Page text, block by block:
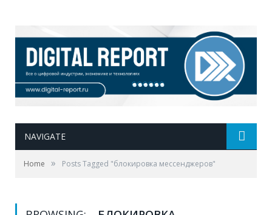
NAVIGATE
Home » Posts Tagged "блокировка мессенджеров"